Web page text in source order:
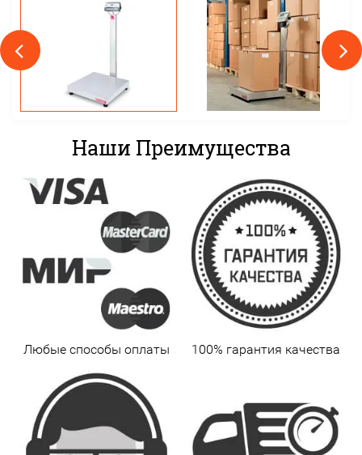
Наши Преимущества
Любые способы оплаты 100% гарантия качества